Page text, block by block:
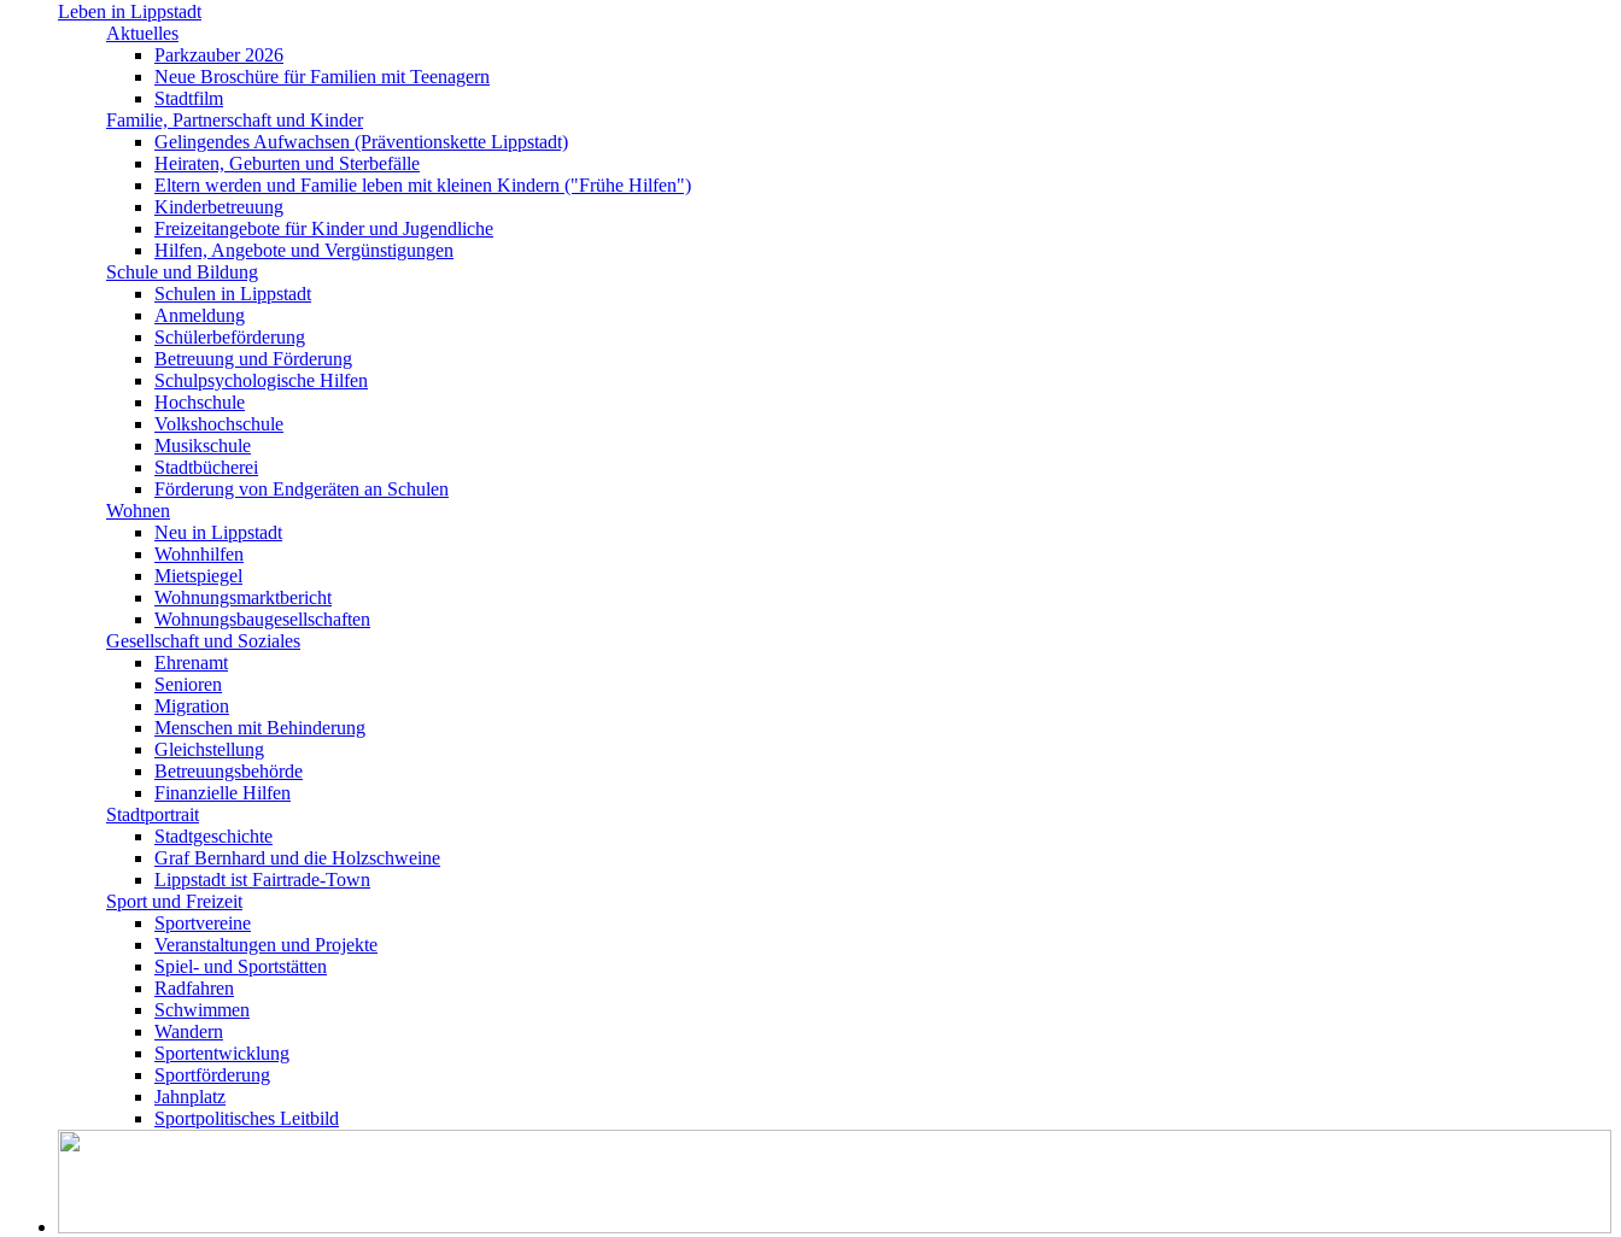
Leben in Lippstadt
Aktuelles
Parkzauber 2026
Neue Broschüre für Familien mit Teenagern
Stadtfilm
Familie, Partnerschaft und Kinder
Gelingendes Aufwachsen (Präventionskette Lippstadt)
Heiraten, Geburten und Sterbefälle
Eltern werden und Familie leben mit kleinen Kindern ("Frühe Hilfen")
Kinderbetreuung
Freizeitangebote für Kinder und Jugendliche
Hilfen, Angebote und Vergünstigungen
Schule und Bildung
Schulen in Lippstadt
Anmeldung
Schülerbeförderung
Betreuung und Förderung
Schulpsychologische Hilfen
Hochschule
Volkshochschule
Musikschule
Stadtbücherei
Förderung von Endgeräten an Schulen
Wohnen
Neu in Lippstadt
Wohnhilfen
Mietspiegel
Wohnungsmarktbericht
Wohnungsbaugesellschaften
Gesellschaft und Soziales
Ehrenamt
Senioren
Migration
Menschen mit Behinderung
Gleichstellung
Betreuungsbehörde
Finanzielle Hilfen
Stadtportrait
Stadtgeschichte
Graf Bernhard und die Holzschweine
Lippstadt ist Fairtrade-Town
Sport und Freizeit
Sportvereine
Veranstaltungen und Projekte
Spiel- und Sportstätten
Radfahren
Schwimmen
Wandern
Sportentwicklung
Sportförderung
Jahnplatz
Sportpolitisches Leitbild